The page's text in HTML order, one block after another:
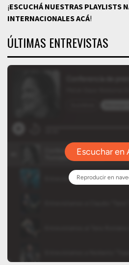
¡ESCUCHÁ NUESTRAS PLAYLISTS
INTERNACIONALESACÁ!
ÚLTIMAS ENTREVISTAS